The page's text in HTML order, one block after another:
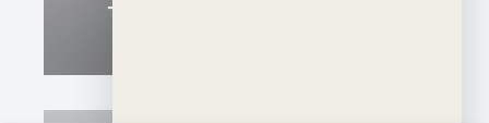
Transporte Seguro De Objetos